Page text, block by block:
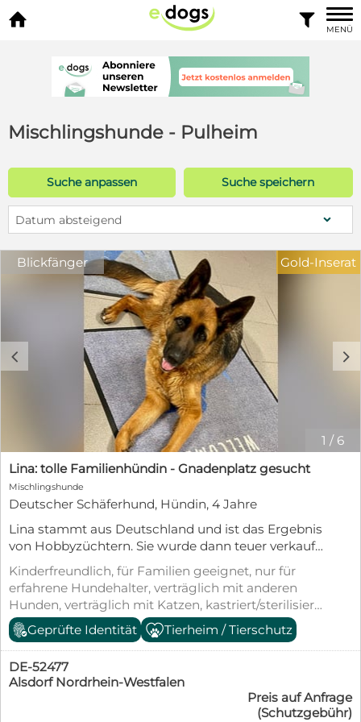
 
MENÜ
Mischlingshunde - Pulheim
Suche anpassen Suche speichern
Datum absteigend
Blickfänger
1 / 6
c d
Gold-Inserat
Lina: tolle Familienhündin - Gnadenplatz gesucht
Mischlingshunde
Deutscher Schäferhund, Hündin, 4 Jahre
Lina stammt aus Deutschland und ist das Ergebnis
von Hobbyzüchtern. Sie wurde dann teuer verkauft,
doch die Familie war mit der Hündin überfordert.
Man bat uns zu helfen und als wir Lina
kennenlernten, waren wir entsetzt: die Hündin
hatte kein Fell im Gesicht und auf der Brust, sie war
spindeldürr und ihr Gangbild war katastrophal.
Trotzdem sahen wir nicht weg und unternahmen
alles, um Lina zu helfen und ihr das Tierheim zu
ersparen. Jetzt, nach 6 Monaten, hat sich Lina vom
häßlichen Entlein zu einem wunderschönen
Kinderfreundlich, für Familien geeignet, nur für
erfahrene Hundehalter, verträglich mit anderen
Hunden, verträglich mit Katzen, kastriert/sterilisiert,
geimpft (mind. Pflichtimpfungen), entwurmt,
gechipt, mit EU-Heimtierausweis, Stubenrein,
Tierschutzgesetz §11
Geprüfte Identität Tierheim / Tierschutz
DE-52477
Alsdorf Nordrhein-Westfalen
Preis auf Anfrage
(Schutzgebühr)